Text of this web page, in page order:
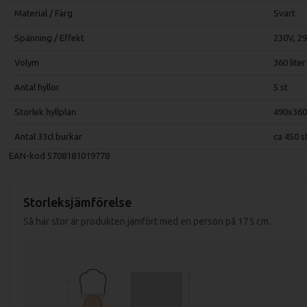
Material / Färg Svart
Spänning / Effekt 230V,
Volym 360 liter
Antal hyllor 5 st
Storlek hyllplan
Antal 33cl burkar
ca 450
EAN-kod 5708181019778
Storleksjämförelse
Så här stor är produkten jämfört med en person på 175 cm.